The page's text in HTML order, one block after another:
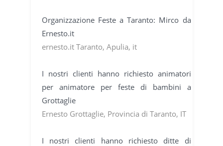
Organizzazione Feste a Taranto: Mirco da
Ernesto.it
ernesto.it Taranto, Apulia, it
I nostri clienti hanno richiesto animatori
per animatore per feste di bambini a
Grottaglie
Ernesto Grottaglie, Provincia di Taranto, IT
I nostri clienti hanno richiesto ditte di